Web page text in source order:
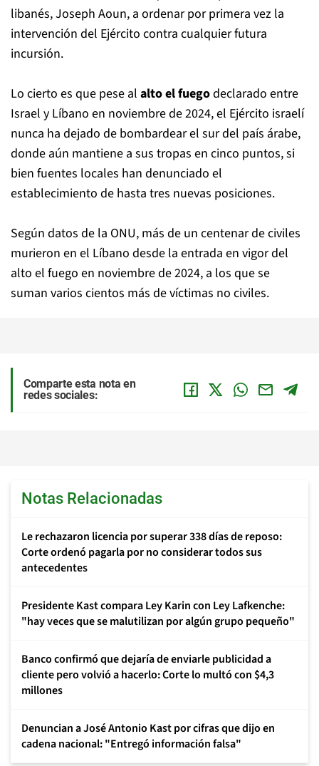
libanés, Joseph Aoun, a ordenar por primera vez la
intervención del Ejército contra cualquier futura
incursión.
Lo cierto es que pese al alto el fuegodeclarado entre
Israel y Líbano en noviembre de 2024, el Ejército israelí
nunca ha dejado de bombardear el sur del país árabe,
donde aún mantiene a sus tropas en cinco puntos, si
bien fuentes locales han denunciado el
establecimiento de hasta tres nuevas posiciones.
Según datos de la ONU, más de un centenar de civiles
murieron en el Líbano desde la entrada en vigor del
alto el fuego en noviembre de 2024, a los que se
suman varios cientos más de víctimas no civiles.
Comparte esta nota en
redes sociales:
Notas Relacionadas
Le rechazaron licencia por superar 338 días de reposo:
Corte ordenó pagarla por no considerar todos sus
antecedentes
Presidente Kast compara Ley Karin con Ley Lafkenche:
"hay veces que se malutilizan por algún grupo pequeño"
Banco confirmó que dejaría de enviarle publicidad a
cliente pero volvió a hacerlo: Corte lo multó con $4,3
millones
Denuncian a José Antonio Kast por cifras que dijo en
cadena nacional: "Entregó información falsa"